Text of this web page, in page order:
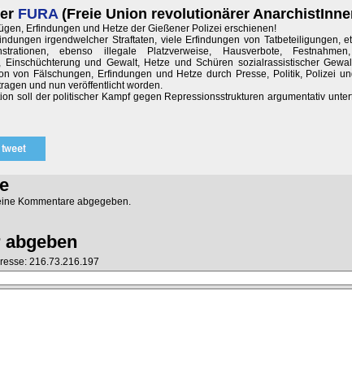
FURA(Freie Union revolutionärer
Erfindungen und Hetze der Gießener Polizei erschienen!
irgendwelcher Straftaten, viele Erfindungen von Tatbeteiligungen,
ebenso illegale Platzverweise, Hausverbote,
Einschüchterung und Gewalt, Hetze und Schüren sozialrassistischer
von Fälschungen, Erfindungen und Hetze durch Presse, Politik, Polizei
und nun veröffentlicht worden.
soll der politischer Kampf gegen Repressionsstrukturen argumentativ
Kommentare abgegeben.
216.73.216.197